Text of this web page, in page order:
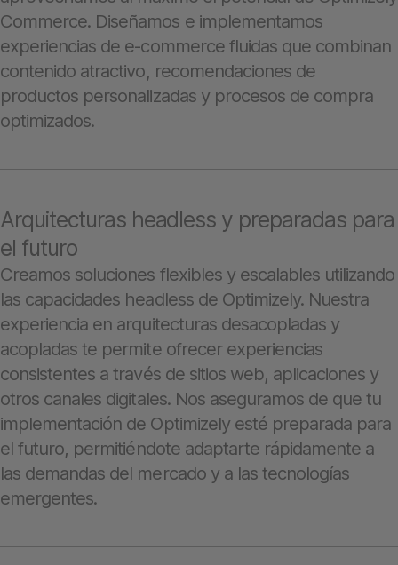
Commerce. Diseñamos e implementamos
experiencias de e-commerce fluidas que combinan
contenido atractivo, recomendaciones de
productos personalizadas y procesos de compra
optimizados.
Arquitecturas headless y preparadas para
el futuro
Creamos soluciones flexibles y escalables utilizando
las capacidades headless de Optimizely. Nuestra
experiencia en arquitecturas desacopladas y
acopladas te permite ofrecer experiencias
consistentes a través de sitios web, aplicaciones y
otros canales digitales. Nos aseguramos de que tu
implementación de Optimizely esté preparada para
el futuro, permitiéndote adaptarte rápidamente a
las demandas del mercado y a las tecnologías
emergentes.